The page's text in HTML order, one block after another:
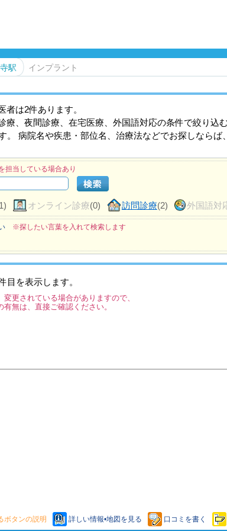
駅 インプラント
者は2件あります。
、夜間診療、在宅医療、外国語対応の条件で絞り込
病院名や疾患・部位名、治療法などでお探しならば
当している場合あり
オンライン診療(0) 訪問診療(2) 外国語対
※探したい言葉を入れて検索します
目を表示します。
更されている場合がありますので、
無は、直接ご確認ください。
ボタンの説明 詳しい情報•地図を見る 口コミを書く